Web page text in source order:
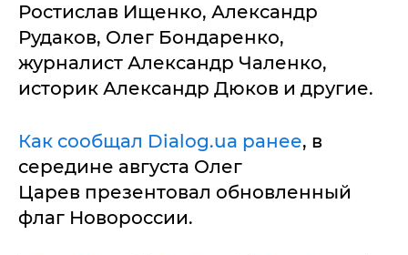
Ростислав Ищенко, Александр
Рудаков, Олег Бондаренко,
журналист Александр Чаленко,
историк Александр Дюков и другие.
Как сообщал Dialog.ua ранее, в
середине августа Олег
Царев презентовал обновленный
флаг Новороссии.